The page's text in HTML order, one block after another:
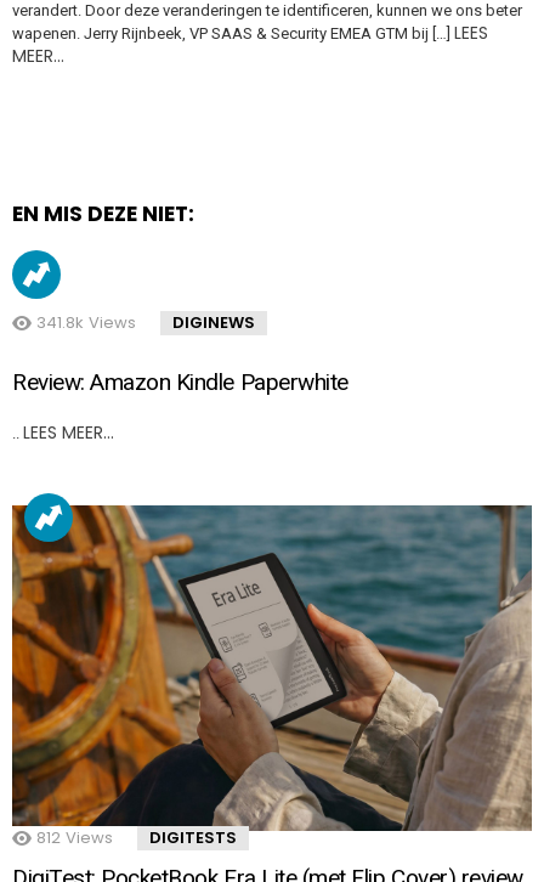
verandert. Door deze veranderingen te identificeren, kunnen we ons beter
wapenen. Jerry Rijnbeek, VP SAAS & Security EMEA GTM bij […] LEES
MEER…
EN MIS DEZE NIET:
341.8k Views DIGINEWS
Review: Amazon Kindle Paperwhite
.. LEES MEER…
812 Views DIGITESTS